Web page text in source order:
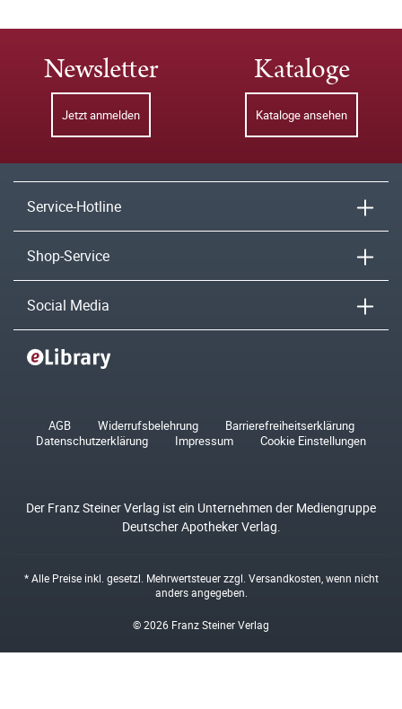
Newsletter
Jetzt anmelden
Kataloge
Kataloge ansehen
Service-Hotline
Shop-Service
Social Media
AGB Widerrufsbelehrung
Barrierefreiheitserklärung
Datenschutzerklärung
Impressum Cookie Einstellungen
Der Franz Steiner Verlag ist ein Unternehmen der Mediengruppe
Deutscher Apotheker Verlag.
* Alle Preise inkl. gesetzl. Mehrwertsteuer zzgl. Versandkosten , wenn nicht
anders angegeben.
© 2026 Franz Steiner Verlag